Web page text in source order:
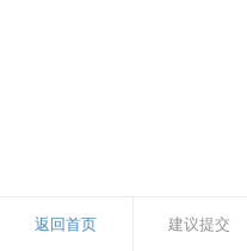
返回首页 建议提交